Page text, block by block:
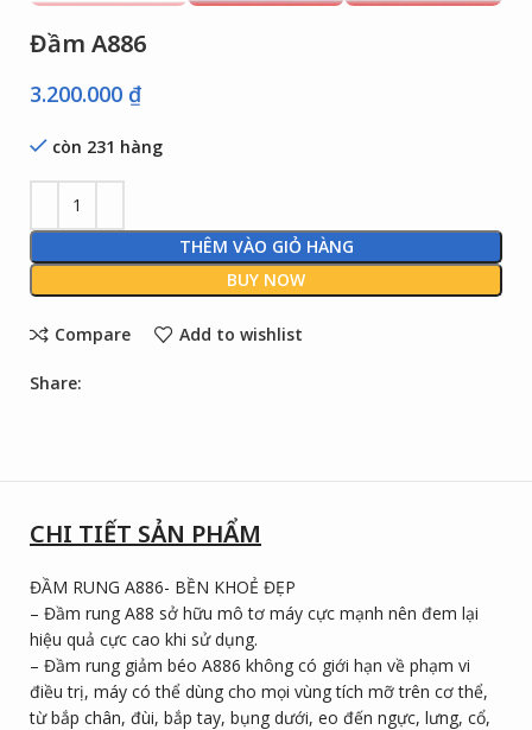
Đầm A886
3.200.000 ₫
còn 231 hàng
THÊM VÀO GIỎ HÀNG
BUY NOW
Compare Add to wishlist
Share:
CHI TIẾT SẢN PHẨM
ĐẦM RUNG A886- BỀN KHOẺ ĐẸP
– Đầm rung A88 sở hữu mô tơ máy cực mạnh nên đem lại
hiệu quả cực cao khi sử dụng.
– Đầm rung giảm béo A886 không có giới hạn về phạm vi
điều trị, máy có thể dùng cho mọi vùng tích mỡ trên cơ thể,
từ bắp chân, đùi, bắp tay, bụng dưới, eo đến ngực, lưng, cổ,